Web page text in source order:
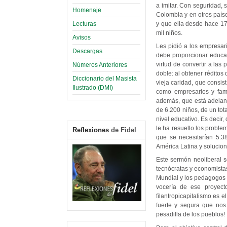
Homenaje
Lecturas
Avisos
Descargas
Números Anteriores
Diccionario del Masista
Ilustrado (DMI)
Reflexiones de Fidel
a imitar. Con seguridad,
Colombia y en otros
y que ella desde hace
mil niños.
Les pidió a los
debe proporcionar
virtud de convertir a las
doble: al obtener réditos
vieja caridad, que
como empresarios y
además, que está
de 6.200 niños, de un
nivel educativo. Es
le ha resuelto los
que se necesitarían
América Latina y
Este sermón neoliberal
tecnócratas y
Mundial y los
vocería de ese
filantropicapitalismo es
fuerte y segura que
pesadilla de los pueblos!